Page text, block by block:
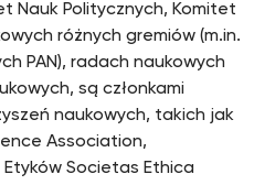
Nauk Politycznych, Komitet
różnych gremiów (m.in.
PAN), radach naukowych
są członkami
naukowych, takich jak
Association,
Societas Ethica